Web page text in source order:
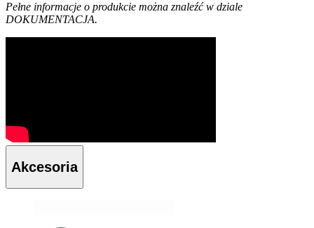
Pełne informacje o produkcie można znaleźć w dziale
DOKUMENTACJA.
Akcesoria